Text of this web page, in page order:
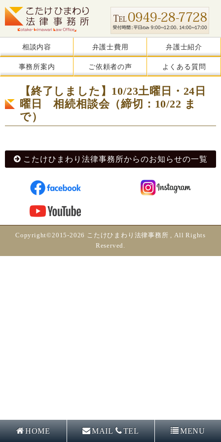
相談内容 弁護士費用 弁護士紹介
事務所案内 ご依頼者の声 よくある質問
【終了しました】10/23土曜日・24日
曜日 相続相談会（締切：10/22 ま
で）
こたけひまわり法律事務所からのお知らせの一覧
Copyright©2015-2026 こたけひまわり法律事務所 , All Rights
Reserved.
HOME MAIL TEL MENU